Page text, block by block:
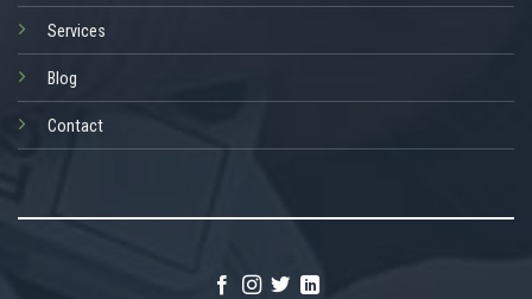
Services
Blog
Contact